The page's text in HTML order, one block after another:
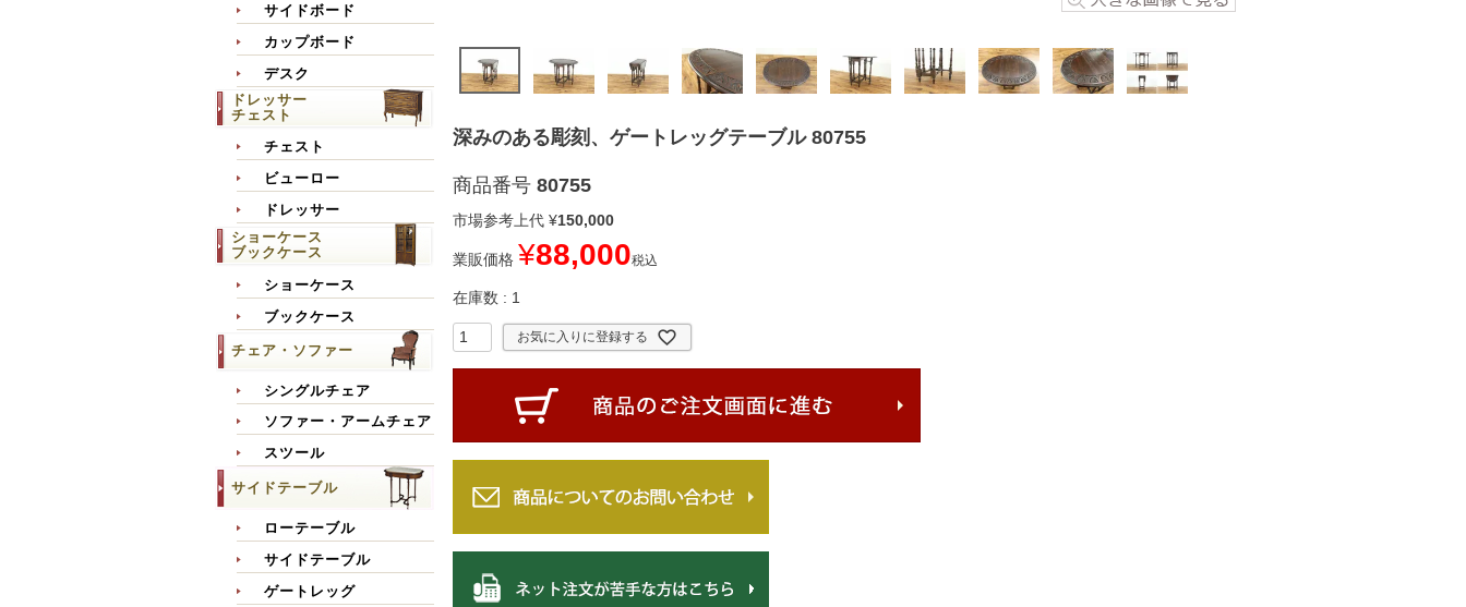
サイドボード
カップボード
デスク
ドレッサー
チェスト
チェスト
ビューロー
ドレッサー
ショーケース
ブックケース
ショーケース
ブックケース
チェア・ソファー
シングルチェア
ソファー・アームチェア
スツール
サイドテーブル
ローテーブル
サイドテーブル
ゲートレッグ
深みのある彫刻、ゲートレッグテーブル 80755
商品番号 80755
市場参考上代 ¥150,000
業販価格 ¥88,000税込
在庫数 1
お気に入りに登録する